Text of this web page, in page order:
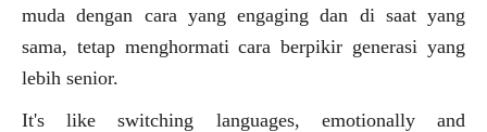
muda dengan cara yang engaging dan di saat yang
sama, tetap menghormati cara berpikir generasi yang
lebih senior.
It's like switching languages, emotionally and